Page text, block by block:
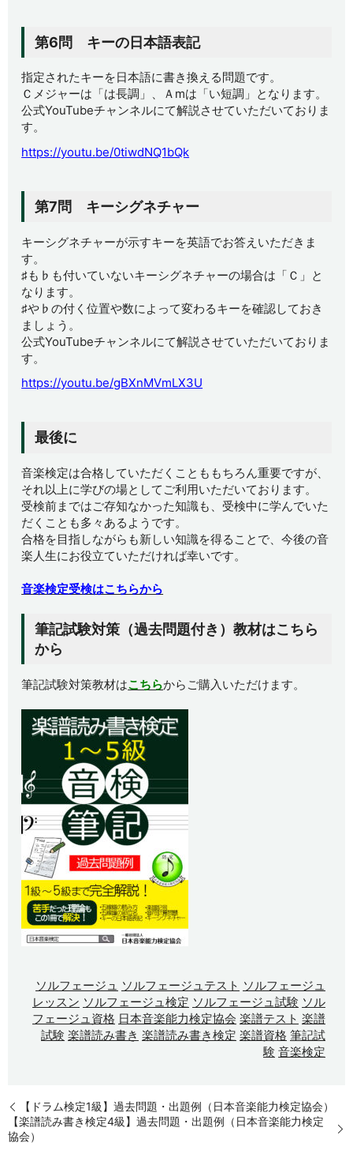
第6問 キーの日本語表記
指定されたキーを日本語に書き換える問題です。
Ｃメジャーは「は長調」、Ａmは「い短調」となります。
公式YouTubeチャンネルにて解説させていただいておりま
す。
https://youtu.be/0tiwdNQ1bQk
第7問 キーシグネチャー
キーシグネチャーが示すキーを英語でお答えいただきま
す。
♯も♭も付いていないキーシグネチャーの場合は「Ｃ」と
なります。
♯や♭の付く位置や数によって変わるキーを確認しておき
ましょう。
公式YouTubeチャンネルにて解説させていただいておりま
す。
https://youtu.be/gBXnMVmLX3U
最後に
音楽検定は合格していただくことももちろん重要ですが、
それ以上に学びの場としてご利用いただいております。
受検前まではご存知なかった知識も、受検中に学んでいた
だくことも多々あるようです。
合格を目指しながらも新しい知識を得ることで、今後の音
楽人生にお役立ていただければ幸いです。
音楽検定受検はこちらから
筆記試験対策（過去問題付き）教材はこちら
から
筆記試験対策教材はこちらからご購入いただけます。
ソルフェージュ ソルフェージュテスト ソルフェージュ
レッスン ソルフェージュ検定 ソルフェージュ試験 ソル
フェージュ資格 日本音楽能力検定協会 楽譜テスト 楽譜
試験 楽譜読み書き 楽譜読み書き検定 楽譜資格 筆記試
験 音楽検定
【ドラム検定1級】過去問題・出題例（日本音楽能力検定協会）
【楽譜読み書き検定4級】過去問題・出題例（日本音楽能力検定
協会）